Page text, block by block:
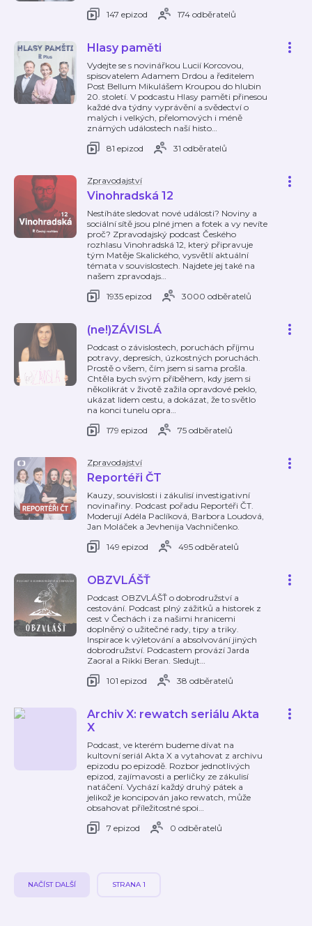
147 epizod
174 odběratelů
Hlasy paměti
Vydejte se s novinářkou Lucií Korcovou,
spisovatelem Adamem Drdou a ředitelem
Post Bellum Mikulášem Kroupou do hlubin
20. století. V podcastu Hlasy paměti přinesou
každé dva týdny vyprávění a svědectví o
malých i velkých, přelomových i méně
známých událostech naší histo…
81 epizod
31 odběratelů
Zpravodajství
Vinohradská 12
Nestíháte sledovat nové události? Noviny a
sociální sítě jsou plné jmen a fotek a vy nevíte
proč? Zpravodajský podcast Českého
rozhlasu Vinohradská 12, který připravuje
tým Matěje Skalického, vysvětlí aktuální
témata v souvislostech. Najdete jej také na
našem zpravodajs…
1935 epizod
3000 odběratelů
(ne!)ZÁVISLÁ
Podcast o závislostech, poruchách příjmu
potravy, depresích, úzkostných poruchách.
Prostě o všem, čím jsem si sama prošla.
Chtěla bych svým příběhem, kdy jsem si
několikrát v životě zažila opravdové peklo,
ukázat lidem cestu, a dokázat, že to světlo
na konci tunelu opra…
179 epizod
75 odběratelů
Zpravodajství
Reportéři ČT
Kauzy, souvislosti i zákulisí investigativní
novinařiny. Podcast pořadu Reportéři ČT.
Moderují Adéla Paclíková, Barbora Loudová,
Jan Moláček a Jevhenija Vachničenko.
149 epizod
495 odběratelů
OBZVLÁŠŤ
Podcast OBZVLÁŠŤ o dobrodružství a
cestování. Podcast plný zážitků a historek z
cest v Čechách i za našimi hranicemi
doplněný o užitečné rady, tipy a triky.
Inspirace k výletování a absolvování jiných
dobrodružství. Podcastem provází Jarda
Zaoral a Rikki Beran. Sledujt…
101 epizod
38 odběratelů
Archiv X: rewatch seriálu Akta
X
Podcast, ve kterém budeme dívat na
kultovní seriál Akta X a vytahovat z archivu
epizodu po epizodě. Rozbor jednotlivých
epizod, zajímavosti a perličky ze zákulisí
natáčení. Vychází každý druhý pátek a
jelikož je koncipován jako rewatch, může
obsahovat příležitostné spoi…
7 epizod
0 odběratelů
NAČÍST DALŠÍ STRANA 1